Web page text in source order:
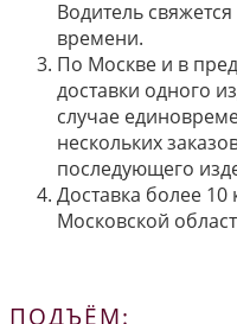
Водитель
времени.
По Москве и в
доставки одного
случае
нескольких
последующего
Доставка более
Московской
ПОДЪЁМ: